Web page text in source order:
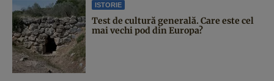
ISTORIE
Test de cultură generală. Care este cel
mai vechi pod din Europa?